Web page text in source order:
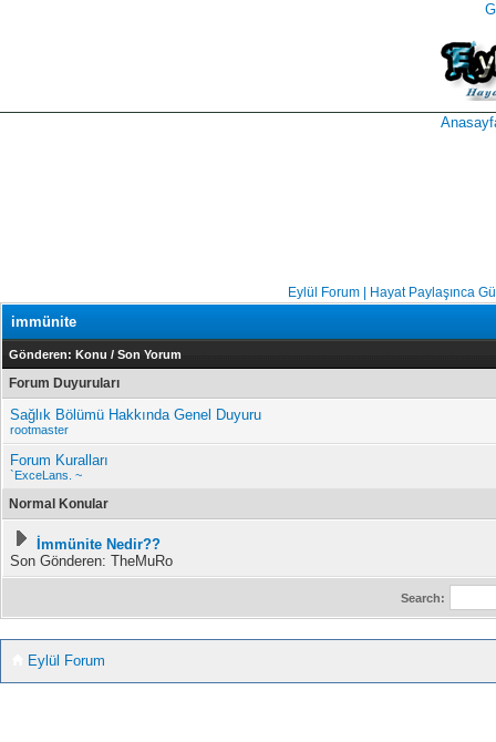
Eylül Forum | Hayat Paylaşınca
immünite
Gönderen: Konu / Son Yorum
Forum Duyuruları
Sağlık Bölümü Hakkında Genel Duyuru
rootmaster
Forum Kuralları
`ExceLans. ~
Normal Konular
İmmünite Nedir??
Son Gönderen: TheMuRo
Search:
Eylül Forum